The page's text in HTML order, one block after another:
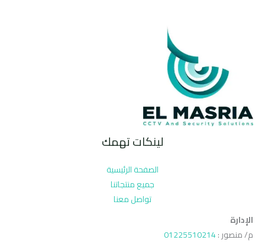
لينكات تهمك
الصفحة الرئيسية
جميع منتجاتنا
تواصل معنا
الإدارة
م/ منصور :01225510214